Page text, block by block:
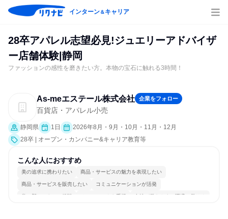
インターン＆キャリア
28卒アパレル志望必見!ジュエリーアドバイザ
ー店舗体験|静岡
ファッションの感性を磨きたい方。本物の宝石に触れる3時間！
As‐meエステール株式会社 企業をフォロー
百貨店・アパレル小売
静岡県 1日
2026年8月・9月・10月・11月・12月
28卒 | オープン・カンパニー&キャリア教育等
こんな人におすすめ
美の追求に携わりたい 商品・サービスの魅力を表現したい
商品・サービスを販売したい コミュニケーションが活発
常に新しいものに挑戦 チームワークを重視 女性が働きやすい環境で働ける